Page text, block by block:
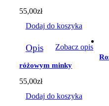
55,00zł
Dodaj do koszyka
Opis Zobacz opis
różowym minky
55,00zł
Dodaj do koszyka